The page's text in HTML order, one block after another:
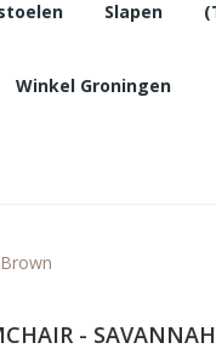
Slapen
Winkel Groningen
-